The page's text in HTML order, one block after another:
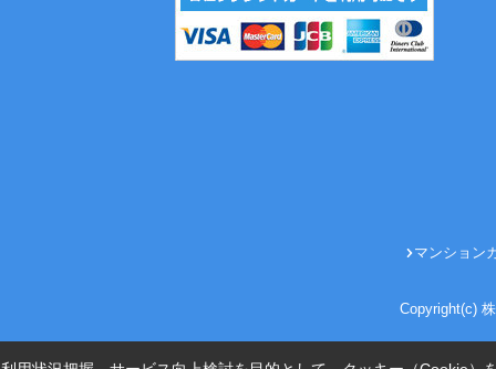
マンション
Copyright(c)